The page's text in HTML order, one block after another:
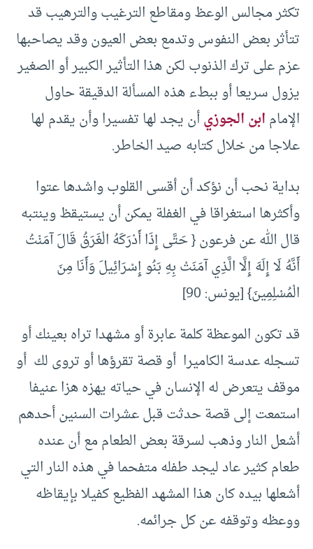
تكثر مجالس الوعظ ومقاطع الترغيب والترهيب قد
تتأثر بعض النفوس وتدمع بعض العيون وقد يصاحبها
عزم على ترك الذنوب لكن هذا التأثير الكبير أو الصغير
يزول سريعا أو ببطء هذه المسألة الدقيقة حاول
الإمامابن الجوزيأن يجد لها تفسيرا وأن يقدم لها
علاجا من خلال كتابه صيد الخاطر.
بداية نحب أن نؤكد أن أقسى القلوب واشدها عتوا
وأكثرها استغراقا في الغفلة يمكن أن يستيقظ وينتبه
قال الله عن فرعون { حَتَّى إِذَا أَدْرَكَهُ الْغَرَقُ قَالَ آمَنْتُ
أَنَّهُ لَا إِلَهَ إِلَّا الَّذِي آمَنَتْ بِهِ بَنُو إِسْرَائِيلَ وَأَنَا مِنَ
الْمُسْلِمِينَ} [يونس: 90]
قد تكون الموعظة كلمة عابرة أو مشهدا تراه بعينك أو
تسجله عدسة الكاميرا أو قصة تقرؤها أو تروى لك أو
موقف يتعرض له الإنسان في حياته يهزه هزا عنيفا
استمعت إلى قصة حدثت قبل عشرات السنين أحدهم
أشعل النار وذهب لسرقة بعض الطعام مع أن عنده
طعام كثير عاد ليجد طفله متفحما في هذه النار التي
أشعلها بيده كان هذا المشهد الفظيع كفيلا بإيقاظه
ووعظه وتوقفه عن كل جرائمه.